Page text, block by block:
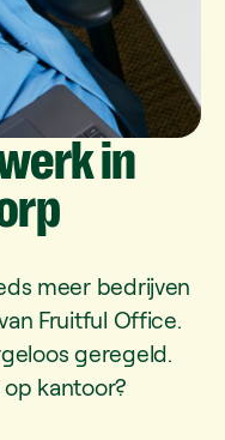
in
meer bedrijven
Fruitful Office.
geregeld.
kantoor?